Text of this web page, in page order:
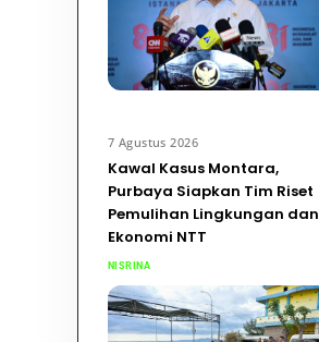
7 Agustus 2026
Kawal Kasus Montara,
Purbaya Siapkan Tim Riset
Pemulihan Lingkungan dan
Ekonomi NTT
NISRINA